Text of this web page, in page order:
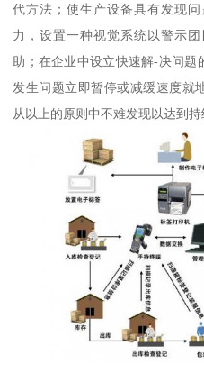
代方法；使生产设备具有发现
力，设置一种视觉系统以警示
助；在企业中设立快速解-决问题
发生问题立即暂停或减缓速度就
从以上的原则中不难发现以达到持